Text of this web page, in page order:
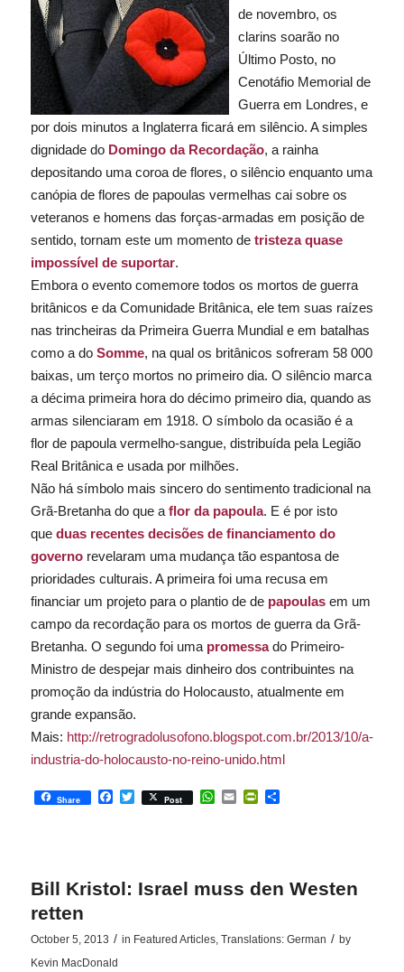
de novembro, os
clarins soarão no
Último Posto, no
Cenotáfio Memorial de
Guerra em Londres, e
por dois minutos a Inglaterra ficará em silêncio. A simples
dignidade do Domingo da Recordação, a rainha
depositando uma coroa de flores, o silêncio enquanto uma
canópia de flores de papoulas vermelhas cai sobre os
veteranos e homens das forças-armadas em posição de
sentido, tornam este um momento de tristeza quase
impossível de suportar.
Embora o evento comemore todos os mortos de guerra
britânicos e da Comunidade Britânica, ele tem suas raízes
nas trincheiras da Primeira Guerra Mundial e em batalhas
como a do Somme, na qual os britânicos sofreram 58 000
baixas, um terço mortos no primeiro dia. O silêncio marca
a décima primeira hora do décimo primeiro dia, quando as
armas silenciaram em 1918. O símbolo da ocasião é a
flor de papoula vermelho-sangue, distribuída pela Legião
Real Britânica e usada por milhões.
Não há símbolo mais sincero do sentimento tradicional na
Grã-Bretanha do que a flor da papoula. E é por isto
que duas recentes decisões de financiamento do
governorevelaram uma mudança tão espantosa de
prioridades culturais. A primeira foi uma recusa em
financiar um projeto para o plantio de de papoulasem um
campo da recordação para os mortos de guerra da Grã-
Bretanha. O segundo foi uma promessa do Primeiro-
Ministro de despejar mais dinheiro dos contribuintes na
promoção da indústria do Holocausto, atualmente em
grande expansão.
Mais: http://retrogradolusofono.blogspot.com.br/2013/10/a-
industria-do-holocausto-no-reino-unido.html
Share Facebook
Twitter
Post WhatsApp
EmailPrintFriendly
Share
Bill Kristol: Israel muss den Westen
retten
October 5, 2013 / in Featured Articles, Translations: German / by
Kevin MacDonald